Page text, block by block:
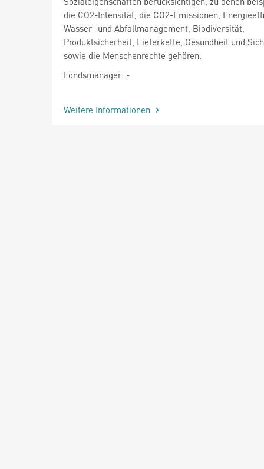
die CO2-Intensität, die CO2-Emissionen,
Wasser- und Abfallmanagement, Biodiversität,
Produktsicherheit, Lieferkette, Gesundheit und
sowie die Menschenrechte gehören.
Fondsmanager: -
Weitere Informationen